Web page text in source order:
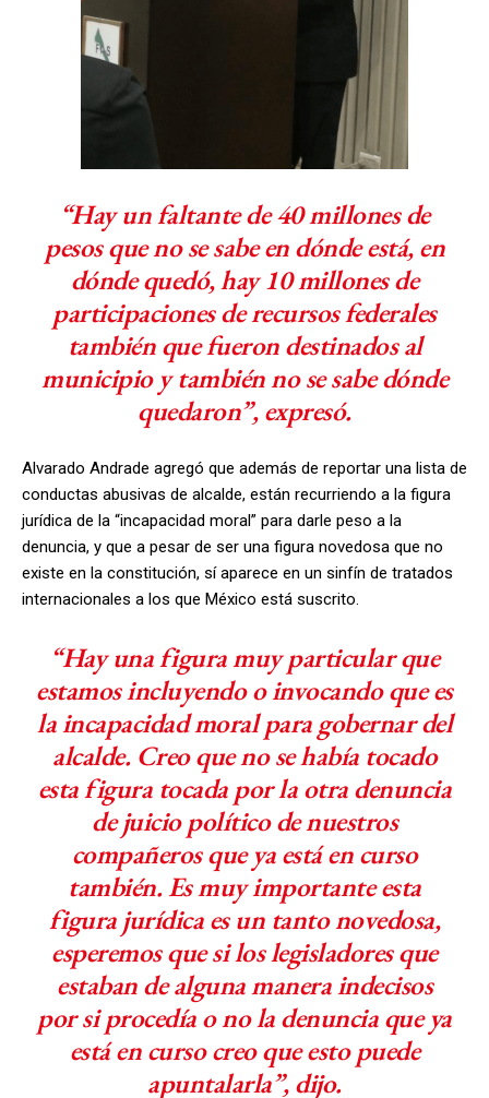
“Hay un faltante de 40 millones de
pesos que no se sabe en dónde está, en
dónde quedó, hay 10 millones de
participaciones de recursos federales
también que fueron destinados al
municipio y también no se sabe dónde
quedaron”, expresó.
Alvarado Andrade agregó que además de reportar una lista de
conductas abusivas de alcalde, están recurriendo a la figura
jurídica de la “incapacidad moral” para darle peso a la
denuncia, y que a pesar de ser una figura novedosa que no
existe en la constitución, sí aparece en un sinfín de tratados
internacionales a los que México está suscrito.
“Hay una figura muy particular que
estamos incluyendo o invocando que es
la incapacidad moral para gobernar del
alcalde. Creo que no se había tocado
esta figura tocada por la otra denuncia
de juicio político de nuestros
compañeros que ya está en curso
también. Es muy importante esta
figura jurídica es un tanto novedosa,
esperemos que si los legisladores que
estaban de alguna manera indecisos
por si procedía o no la denuncia que ya
está en curso creo que esto puede
apuntalarla”, dijo.